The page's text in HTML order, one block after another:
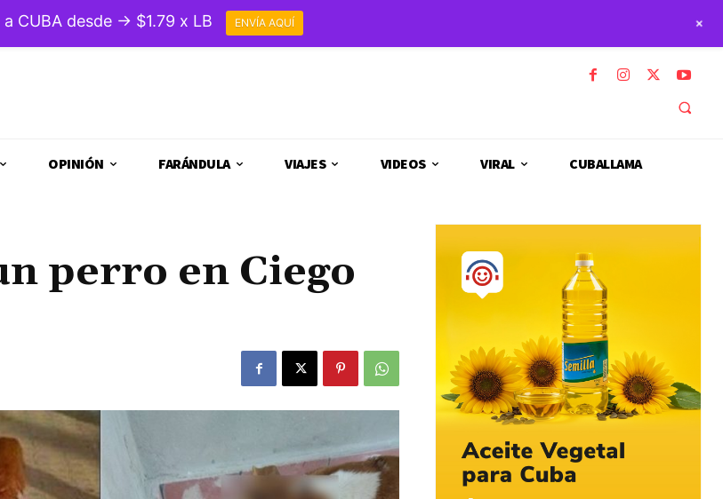
OPINIÓN FARÁNDULA VIAJES VIDEOS VIRAL CUBALLAMA
perro en Ciego
a CUBA desde → $1.79 x LB ENVÍA AQUÍ +